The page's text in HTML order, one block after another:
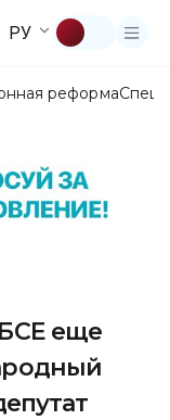
РУ
реформа
еще